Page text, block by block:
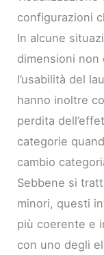
configurazioni
In alcune
dimensioni
l’usabilità del
hanno inoltre
perdita
categorie
cambio
Sebbene si
minori, questi
più coerente e
con uno degli